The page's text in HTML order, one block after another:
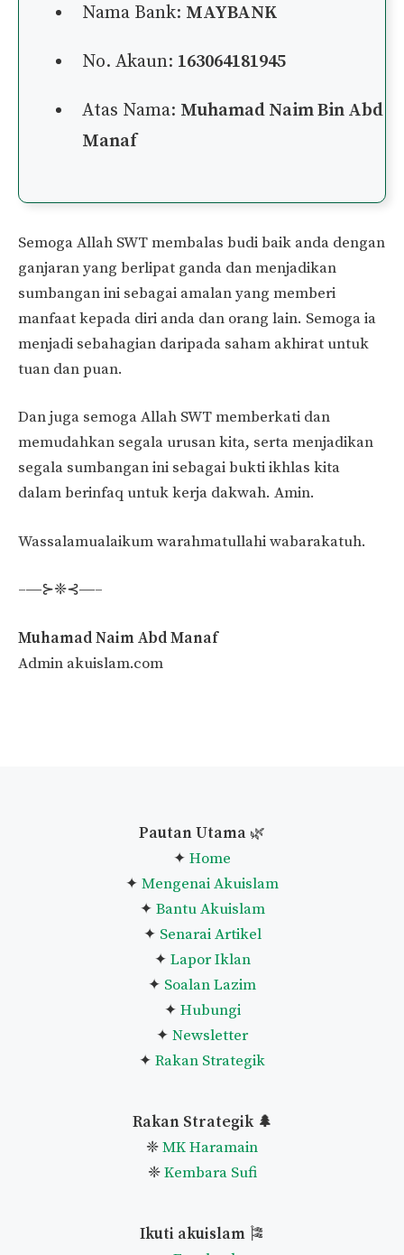
Nama Bank: MAYBANK
No. Akaun: 163064181945
Atas Nama: Muhamad Naim Bin Abd
Manaf
Semoga Allah SWT membalas budi baik anda dengan
ganjaran yang berlipat ganda dan menjadikan
sumbangan ini sebagai amalan yang memberi
manfaat kepada diri anda dan orang lain. Semoga ia
menjadi sebahagian daripada saham akhirat untuk
tuan dan puan.
Dan juga semoga Allah SWT memberkati dan
memudahkan segala urusan kita, serta menjadikan
segala sumbangan ini sebagai bukti ikhlas kita
dalam berinfaq untuk kerja dakwah. Amin.
Wassalamualaikum warahmatullahi wabarakatuh.
–―⊱❈⊰―–
Muhamad Naim Abd Manaf
Admin akuislam.com
Pautan Utama 🌿
✦ Home
✦ Mengenai Akuislam
✦ Bantu Akuislam
✦ Senarai Artikel
✦ Lapor Iklan
✦ Soalan Lazim
✦ Hubungi
✦ Newsletter
✦ Rakan Strategik
Rakan Strategik 🌲
❈MK Haramain
❈Kembara Sufi
Ikuti akuislam 🎏